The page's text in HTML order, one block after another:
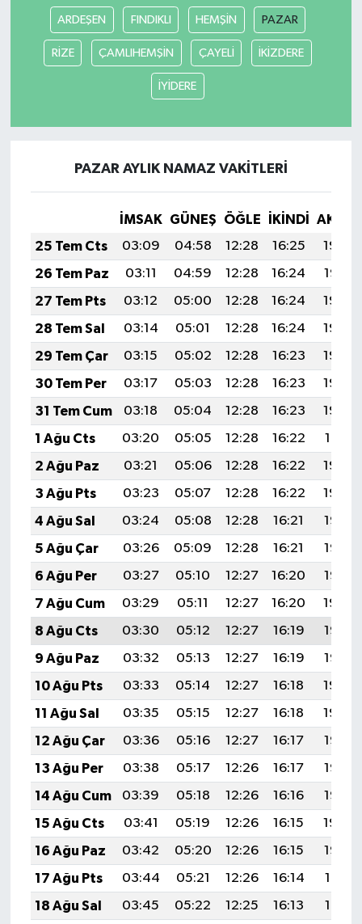
ARDEŞEN FINDIKLI HEMŞİN PAZAR
RİZE ÇAMLIHEMŞİN ÇAYELİ İKİZDERE
İYİDERE
PAZAR AYLIK NAMAZ VAKITLERI
İMSAK GÜNEŞ ÖĞLE İKINDI
25 Tem Cts
03:09 04:58 12:28 16:25
19:48
26 Tem Paz
03:11 04:59 12:28 16:24
19:47
27 Tem Pts
03:12 05:00 12:28 16:24
19:46
28 Tem Sal
03:14 05:01 12:28 16:24
19:45
29 Tem Çar
03:15 05:02 12:28 16:23
19:44
30 Tem Per
03:17 05:03 12:28 16:23
19:43
31 Tem Cum
03:18 05:04 12:28 16:23
19:42
1 Ağu Cts
03:20 05:05 12:28 16:22
19:41
2 Ağu Paz
03:21 05:06 12:28 16:22
19:40
3 Ağu Pts
03:23 05:07 12:28 16:22
19:39
4 Ağu Sal
03:24 05:08 12:28 16:21
19:38
5 Ağu Çar
03:26 05:09 12:28 16:21
19:37
6 Ağu Per
03:27 05:10 12:27 16:20
19:35
7 Ağu Cum
03:29 05:11 12:27 16:20
19:34
8 Ağu Cts
03:30 05:12 12:27 16:19
19:33
9 Ağu Paz
03:32 05:13 12:27 16:19
19:32
10 Ağu Pts
03:33 05:14 12:27 16:18
19:30
11 Ağu Sal
03:35 05:15 12:27 16:18
19:29
12 Ağu Çar
03:36 05:16 12:27 16:17
19:28
13 Ağu Per
03:38 05:17 12:26 16:17
19:26
14 Ağu Cum
03:39 05:18 12:26 16:16
19:25
15 Ağu Cts
03:41 05:19 12:26 16:15
19:24
16 Ağu Paz
03:42 05:20 12:26 16:15
19:22
17 Ağu Pts
03:44 05:21 12:26 16:14
19:21
18 Ağu Sal
03:45 05:22 12:25 16:13
19:19